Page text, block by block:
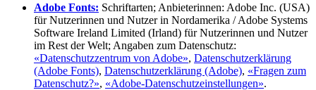
Adobe Fonts: Schriftarten; Anbieterinnen: Adobe Inc. (USA)
für Nutzerinnen und Nutzer in Nordamerika / Adobe Systems
Software Ireland Limited (Irland) für Nutzerinnen und Nutzer
im Rest der Welt; Angaben zum Datenschutz:
«Datenschutzzentrum von Adobe», Datenschutzerklärung
(Adobe Fonts), Datenschutzerklärung (Adobe), «Fragen zum
Datenschutz?», «Adobe-Datenschutzeinstellungen».